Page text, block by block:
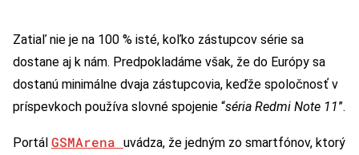
Zatiaľ nie je na 100 % isté, koľko zástupcov série sa
dostane aj k nám. Predpokladáme však, že do Európy sa
dostanú minimálne dvaja zástupcovia, keďže spoločnosť v
príspevkoch používa slovné spojenie “séria Redmi Note 11”.
Portál GSMArena uvádza, že jedným zo smartfónov, ktorý